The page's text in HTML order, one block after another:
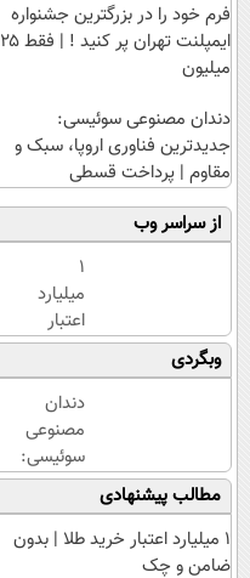
فرم خود را در بزرگترین جشنواره
ایمپلنت تهران پر کنید ! | فقط ۲۵
میلیون
دندان مصنوعی سوئیسی:
جدیدترین فناوری اروپا، سبک و
مقاوم | پرداخت قسطی
از سراسر وب
۱
میلیارد
اعتبار
خرید
طلا |
بدون
ضامن
و چک
وبگردی
دندان
مصنوعی
سوئیسی:
جدیدترین
فناوری
اروپا،
مطالب پیشنهادی
۱ میلیارد اعتبار خرید طلا | بدون
ضامن و چک